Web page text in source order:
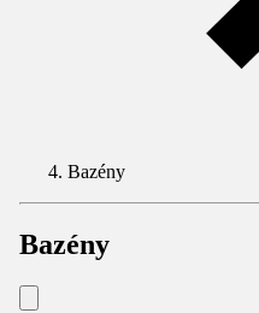
Bazény
Bazény